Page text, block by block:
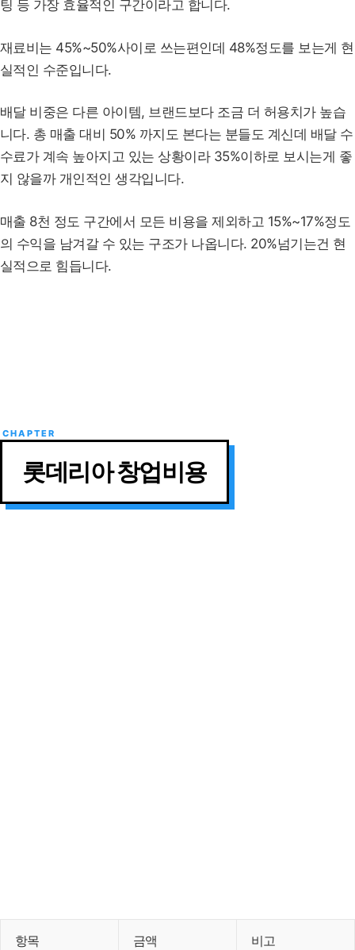
팅 등 가장 효율적인 구간이라고 합니다.
재료비는 45%~50%사이로 쓰는편인데 48%정도를 보는게 현
실적인 수준입니다.
배달 비중은 다른 아이템, 브랜드보다 조금 더 허용치가 높습
니다. 총 매출 대비 50% 까지도 본다는 분들도 계신데 배달 수
수료가 계속 높아지고 있는 상황이라 35%이하로 보시는게 좋
지 않을까 개인적인 생각입니다.
매출 8천 정도 구간에서 모든 비용을 제외하고 15%~17%정도
의 수익을 남겨갈 수 있는 구조가 나옵니다. 20%넘기는건 현
실적으로 힘듭니다.
롯데리아 창업비용
항목 금액 비고